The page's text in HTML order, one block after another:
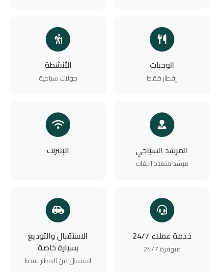
الوجبات
إفطار فقط
الأنشطة
جولات سياحية
المرشد السياحي
مرشد متعدد اللغات
الإنترنت
خدمة عملاء 24/7
متوفرة 24/7
الاستقبال والتوديع
بسيارة خاصة
استقبال من المطار فقط